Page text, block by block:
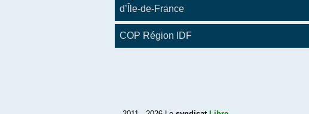
d’Île-de-France
COP Région IDF